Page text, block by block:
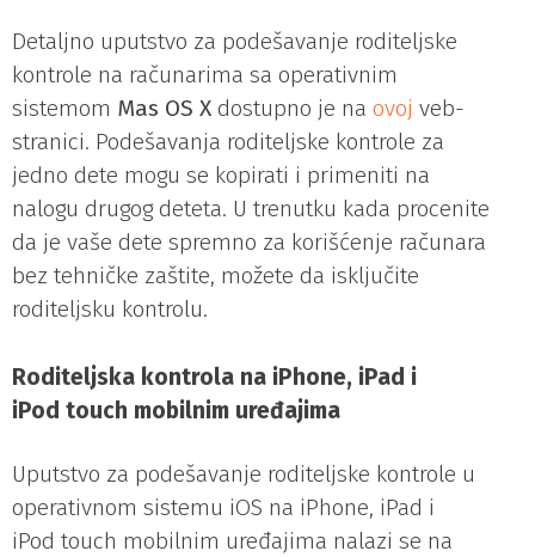
Detaljno uputstvo za podešavanje roditeljske
kontrole na računarima sa operativnim
sistemom Mas OS X dostupno je na ovoj veb-
stranici. Podešavanja roditeljske kontrole za
jedno dete mogu se kopirati i primeniti na
nalogu drugog deteta. U trenutku kada procenite
da je vaše dete spremno za korišćenje računara
bez tehničke zaštite, možete da isključite
roditeljsku kontrolu.
Roditeljska kontrola na iPhone, iPad i
iPod touch mobilnim uređajima
Uputstvo za podešavanje roditeljske kontrole u
operativnom sistemu iOS na iPhone, iPad i
iPod touch mobilnim uređajima nalazi se na